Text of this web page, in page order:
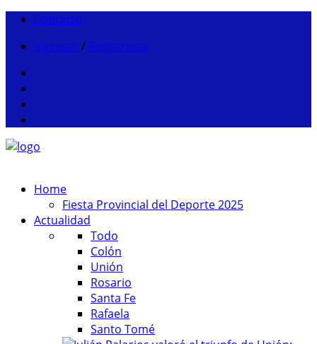
Contacto
Ingresar / Registrarse
Home
Fiesta Provincial del Deporte 2025
Actualidad
Todo
Colón
Unión
Rosario
Santa Fe
Rafaela
Santo Tomé